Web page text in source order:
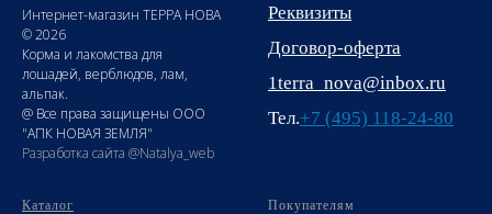
Интернет-магазин ТЕРРА НОВА
© 2026
Корма и лакомства для
лошадей, верблюдов, лам,
альпак.
@ Все права защищены ООО
"АПК НОВАЯ ЗЕМЛЯ"
Разработка сайта @Natalya_web
Реквизиты
Договор-оферта
1terra_nova@inbox.ru
Тел.+7 (495) 118-24-80
Каталог Покупателям